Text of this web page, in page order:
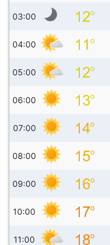
03:00
04:00
05:00
06:00
07:00
08:00
09:00
10:00
11:00